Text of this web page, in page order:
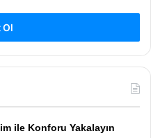
Ol
ile Konforu Yakalayın